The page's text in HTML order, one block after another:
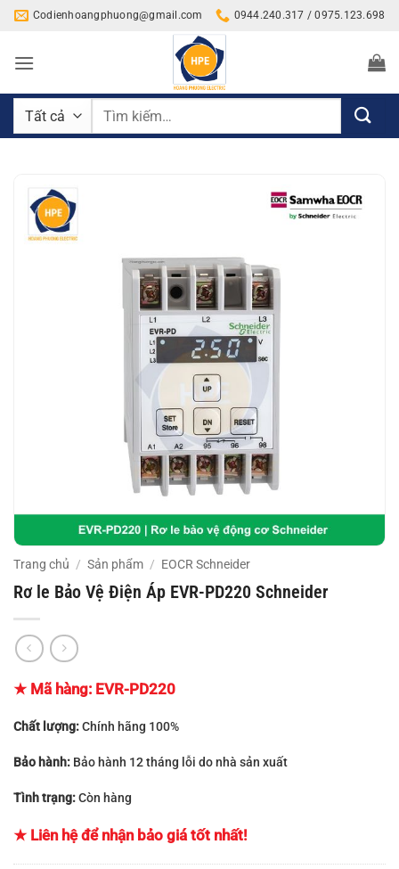
Bỏ
nội
Codienhoangphuong@gmail.com 0944.240.317 / 0975.123.698
Tìm
Trang chủ / Sản phẩm / EOCR Schneider
Rơ le Bảo Vệ Điện Áp EVR-PD220 Schneider
★ Mã hàng: EVR-PD220
Chất lượng:Chính hãng 100%
Bảo hành: Bảo hành 12 tháng lỗi do nhà sản xuất
Tình trạng:Còn hàng
★ Liên hệ để nhận bảo giá tốt nhất!